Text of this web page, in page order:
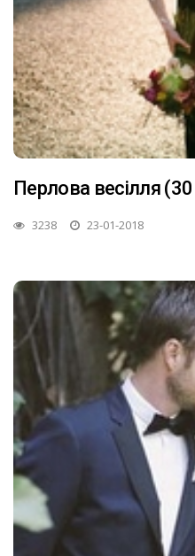
Перлова весілля (30
3238 23-01-2018